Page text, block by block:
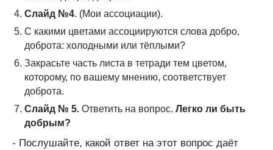
Слайд №4. (Мои ассоциации).
С какими цветами ассоциируются слова добро,
доброта: холодными или тёплыми?
Закрасьте часть листа в тетради тем цветом,
которому, по вашему мнению, соответствует
доброта.
Слайд № 5. Ответить на вопрос. Легко ли быть
добрым?
- Послушайте, какой ответ на этот вопрос даёт